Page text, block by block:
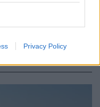
Privacy Policy
στα Επείγοντα
καταγγέλλει η